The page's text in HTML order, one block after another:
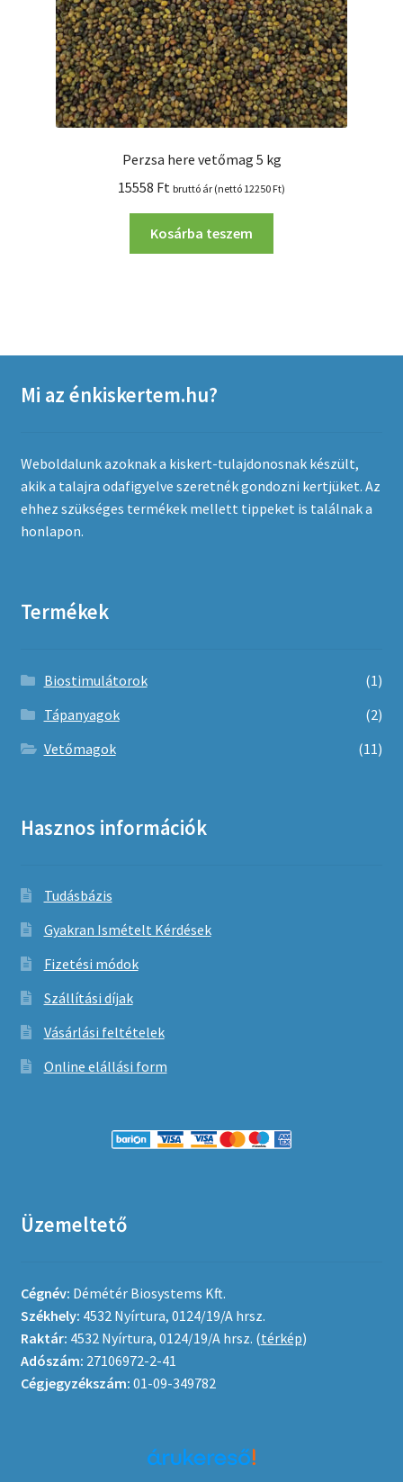
Perzsa here vetőmag 5 kg
15558 Ft bruttó ár (nettó 12250 Ft)
Kosárba teszem
Mi az énkiskertem.hu?
Weboldalunk azoknak a kiskert-tulajdonosnak készült,
akik a talajra odafigyelve szeretnék gondozni kertjüket. Az
ehhez szükséges termékek mellett tippeket is találnak a
honlapon.
Termékek
Biostimulátorok
(1)
Tápanyagok
(2)
Vetőmagok
(11)
Hasznos információk
Tudásbázis
Gyakran Ismételt Kérdések
Fizetési módok
Szállítási díjak
Vásárlási feltételek
Online elállási form
Üzemeltető
Cégnév: Démétér Biosystems Kft.
Székhely: 4532 Nyírtura, 0124/19/A hrsz.
Raktár: 4532 Nyírtura, 0124/19/A hrsz. (térkép)
Adószám: 27106972-2-41
Cégjegyzékszám: 01-09-349782